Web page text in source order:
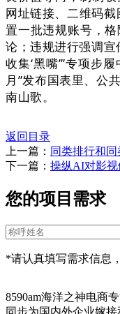
网址链接、二维码
置一批违规账号，
论；违规进行强调宣
收集‘黑嘴’”专项步
月”发布国表里、公
南山歌。
返回目录
上一篇： 同类排行和
下一篇： 操纵AI对影
您的项目需求
*请认真填写需求信息
8590am海洋之神电商
同步为国内外企业嫁